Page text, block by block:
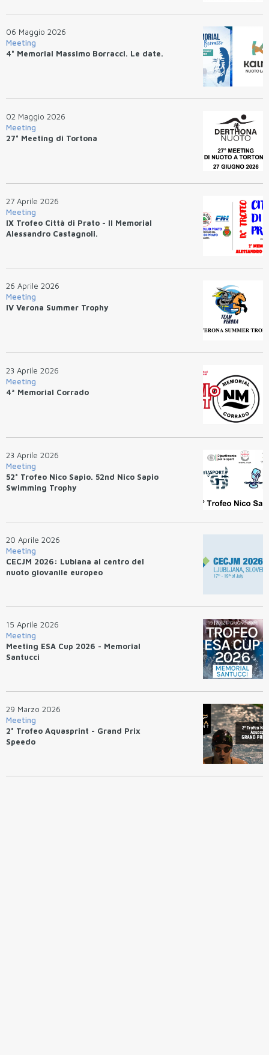
06 Maggio 2026
Meeting
4° Memorial Massimo Borracci. Le date.
02 Maggio 2026
Meeting
27° Meeting di Tortona
27 Aprile 2026
Meeting
IX Trofeo Città di Prato - II Memorial
Alessandro Castagnoli.
26 Aprile 2026
Meeting
IV Verona Summer Trophy
23 Aprile 2026
Meeting
4ª Memorial Corrado
23 Aprile 2026
Meeting
52° Trofeo Nico Sapio. 52nd Nico Sapio
Swimming Trophy
20 Aprile 2026
Meeting
CECJM 2026: Lubiana al centro del
nuoto giovanile europeo
15 Aprile 2026
Meeting
Meeting ESA Cup 2026 - Memorial
Santucci
29 Marzo 2026
Meeting
2° Trofeo Aquasprint - Grand Prix
Speedo